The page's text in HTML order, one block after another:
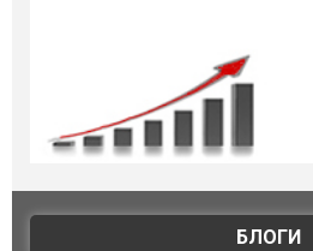
БЛОГИ